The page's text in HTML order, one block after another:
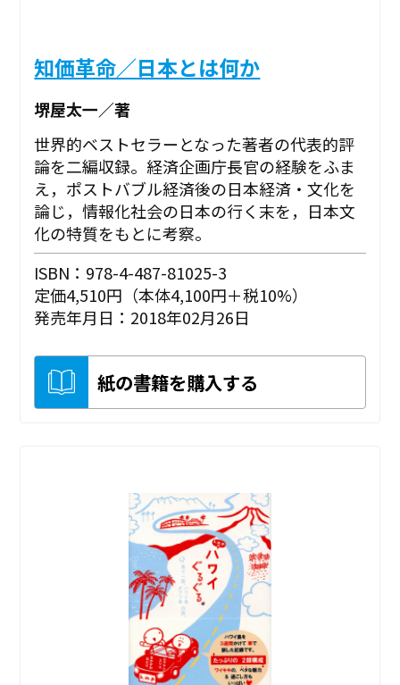
知価革命／日本とは何か
堺屋太一／著
世界的ベストセラーとなった著者の代表的評
論を二編収録。経済企画庁長官の経験をふま
え，ポストバブル経済後の日本経済・文化を
論じ，情報化社会の日本の行く末を，日本文
化の特質をもとに考察。
ISBN：978-4-487-81025-3
定価4,510円（本体4,100円＋税10%）
発売年月日：2018年02月26日
紙の書籍を購入する